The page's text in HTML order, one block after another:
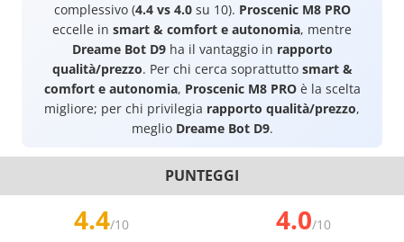
complessivo (4.4 vs 4.0su 10). Proscenic M8 PRO
eccelle in smart & comfort e autonomia, mentre
Dreame Bot D9ha il vantaggio in rapporto
qualità/prezzo. Per chi cerca soprattutto smart &
comfort e autonomia, Proscenic M8 PROè la scelta
migliore; per chi privilegia rapporto qualità/prezzo,
meglio Dreame Bot D9.
PUNTEGGI
4.4/10 4.0/10